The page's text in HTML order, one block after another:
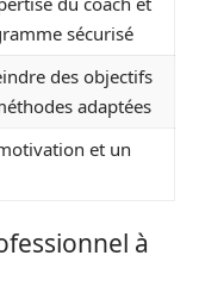
sécurisé
des objectifs
adaptées
et un
à